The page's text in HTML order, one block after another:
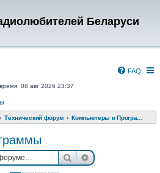
Беларуси
FAQ
08 авг 2026 23:37
Технический форум
ПоискРасширенный